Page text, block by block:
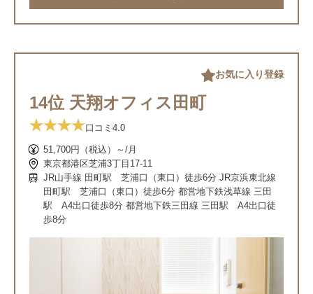
14位 天翔オフィス田町
口コミ 4.0
51,700円（税込）～/月
東京都港区芝浦3丁目17-11
JR山手線 田町駅 芝浦口（東口）徒歩6分 JR京浜東北線
田町駅 芝浦口（東口）徒歩6分 都営地下鉄浅草線 三田
駅 A4出口徒歩8分 都営地下鉄三田線 三田駅 A4出口徒
歩8分
お気に入り登録